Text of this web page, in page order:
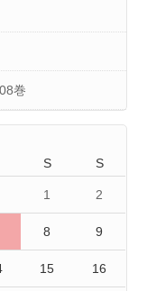
巻
S S
1 2
8 9
15 16